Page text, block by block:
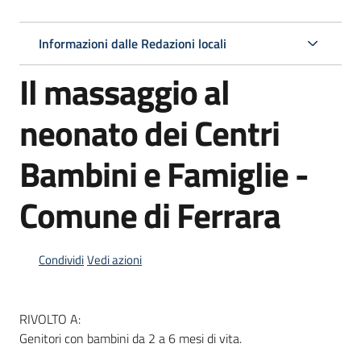
Servizi
Centri
le
Informazioni
Informazioni dalle Redazioni locali
Il massaggio al
neonato dei Centri
Bambini e Famiglie -
Comune di Ferrara
CondividiVedi azioni
RIVOLTO A:
Genitori con bambini da 2 a 6 mesi di vita.